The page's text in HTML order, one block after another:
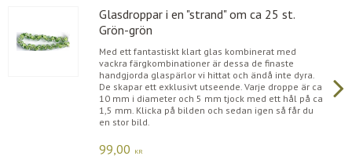
Glasdroppar i en "strand" om ca 25 st.
Grön-grön
Med ett fantastiskt klart glas kombinerat med
vackra färgkombinationer är dessa de finaste
handgjorda glaspärlor vi hittat och ändå inte dyra.
De skapar ett exklusivt utseende. Varje droppe är ca
10 mm i diameter och 5 mm tjock med ett hål på ca
1,5 mm. Klicka på bilden och sedan igen så får du
en stor bild.
99,00 KR